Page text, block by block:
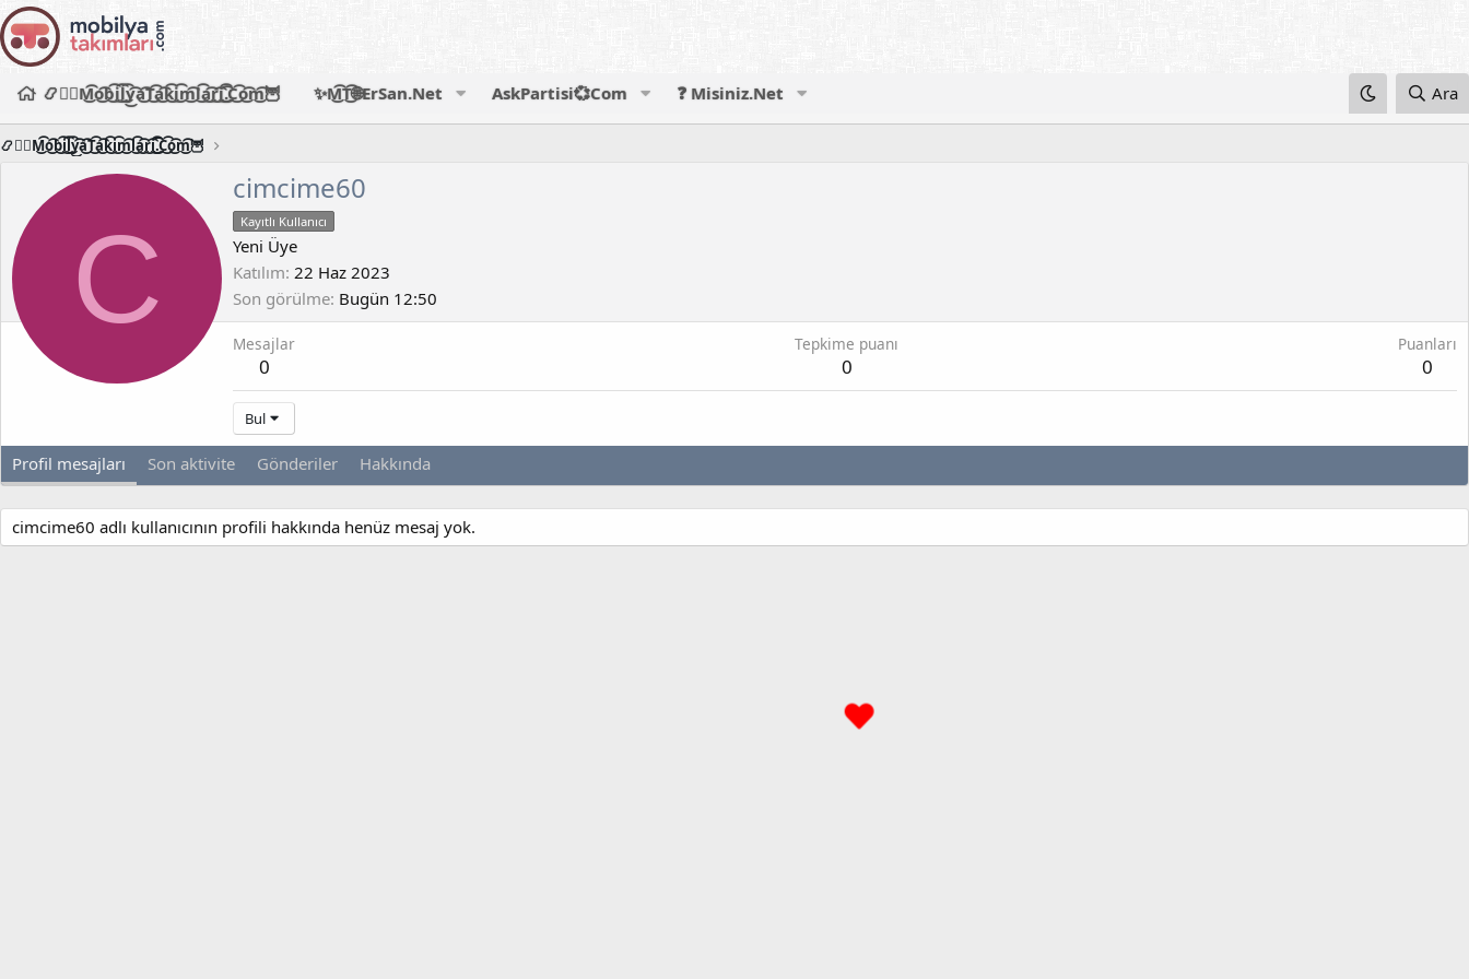
📿🧙‍♂️M͜͡o͜͡b͜͡i͜͡l͜͡y͜͡a͜͡T͜͡a͜͡k͜͡i͜͡m͜͡l͜͡a͜͡r͜͡i͜͡.͜͡C͜͡o͜͡m͜͡🦉 ✨M͜͡T͜͡🌐ErSan.Net AskPartisi💞Com ❓ Misiniz.Net Ara
📿🧙‍♂️M͜͡o͜͡b͜͡i͜͡l͜͡y͜͡a͜͡T͜͡a͜͡k͜͡i͜͡m͜͡l͜͡a͜͡r͜͡i͜͡.͜͡C͜͡o͜͡m͜͡🦉
C
cimcime60
Kayıtlı Kullanıcı
Yeni Üye
Katılım 22 Haz 2023
Son görülme Bugün 12:50
Mesajlar
0
Tepkime puanı
0
Puanları
0
Bul
Profil mesajları Son aktivite Gönderiler Hakkında
cimcime60 adlı kullanıcının profili hakkında henüz mesaj yok.